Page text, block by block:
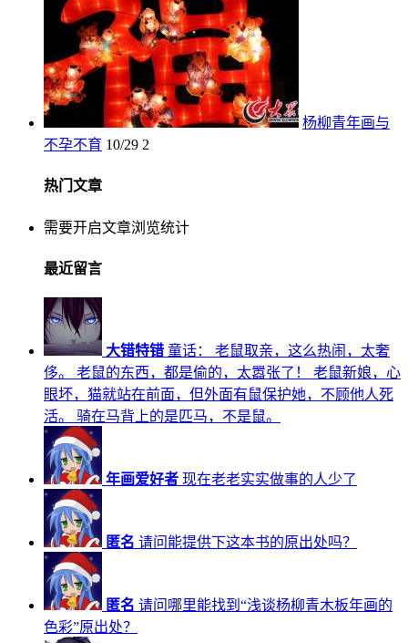
杨柳青年画与
不孕不育 10/29 2
热门文章
需要开启文章浏览统计
最近留言
大错特错 童话： 老鼠取亲，这么热闹，太奢
侈。 老鼠的东西，都是偷的，太嚣张了！ 老鼠新娘，心
眼坏，猫就站在前面，但外面有鼠保护她，不顾他人死
活。 骑在马背上的是匹马，不是鼠。
年画爱好者 现在老老实实做事的人少了
匿名 请问能提供下这本书的原出处吗？
匿名 请问哪里能找到“浅谈杨柳青木板年画的
色彩”原出处？